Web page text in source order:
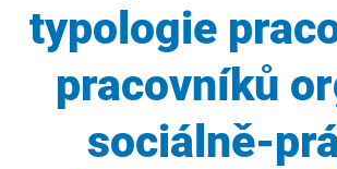
typologie
pracovníků
sociálně-